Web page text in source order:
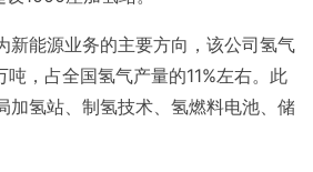
新能源业务的主要方向，该公司氢气
，占全国氢气产量的11%左右。此
加氢站、制氢技术、氢燃料电池、储